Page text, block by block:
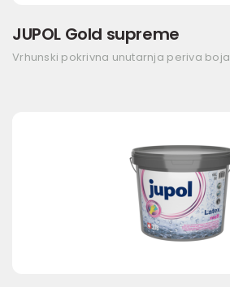
JUPOL Gold supreme
Vrhunski pokrivna unutarnja periva boja